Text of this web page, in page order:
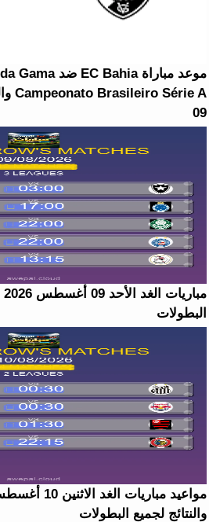
09
البطولات
والنتائج لجميع البطولات